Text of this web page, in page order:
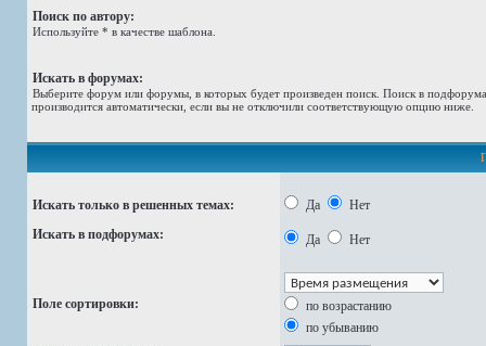
Поиск по автору:
Используйте * в качестве шаблона.
Искать в форумах:
Выберите форум или форумы, в которых будет произведен поиск. Поиск в
производится автоматически, если вы не отключили соответствующую опцию ниже.
Искать только в решенных темах:
Искать в подфорумах:
Да Нет
Да Нет
Поле сортировки:
по возрастанию
по убыванию